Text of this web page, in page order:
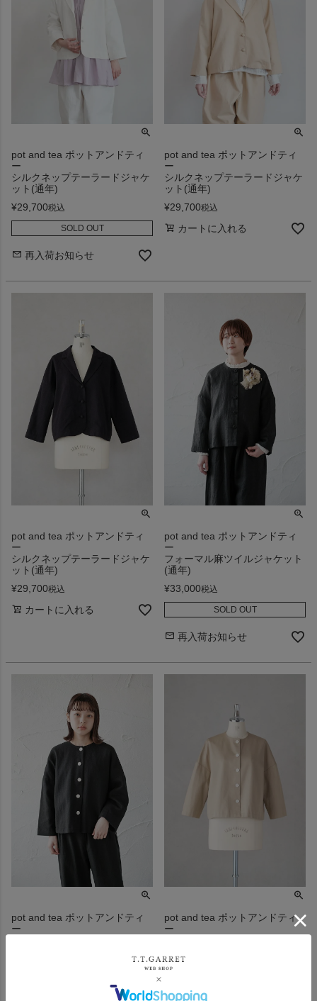
pot and tea ポットアンドティ
ー
シルクネップテーラードジャケ
ット(通年)
¥29,700税込
SOLD OUT
再入荷お知らせ
pot and tea ポットアンドティ
ー
シルクネップテーラードジャケ
ット(通年)
¥29,700税込
カートに入れる
pot and tea ポットアンドティ
ー
シルクネップテーラードジャケ
ット(通年)
¥29,700税込
カートに入れる
pot and tea ポットアンドティ
ー
フォーマル麻ツイルジャケット
(通年)
¥33,000税込
SOLD OUT
再入荷お知らせ
pot and tea ポットアンドティ
ー
pot and tea ポットアンドティ
ー
¥31,900
カートに入れる